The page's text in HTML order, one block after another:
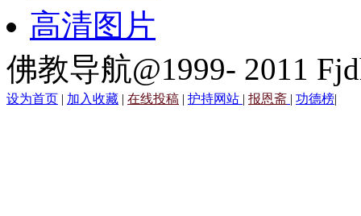
高清图片
佛教导航@1999- 2011
设为首页 | 加入收藏 | 在线投稿 | 护持网站 | 报恩斋 | 功德榜|